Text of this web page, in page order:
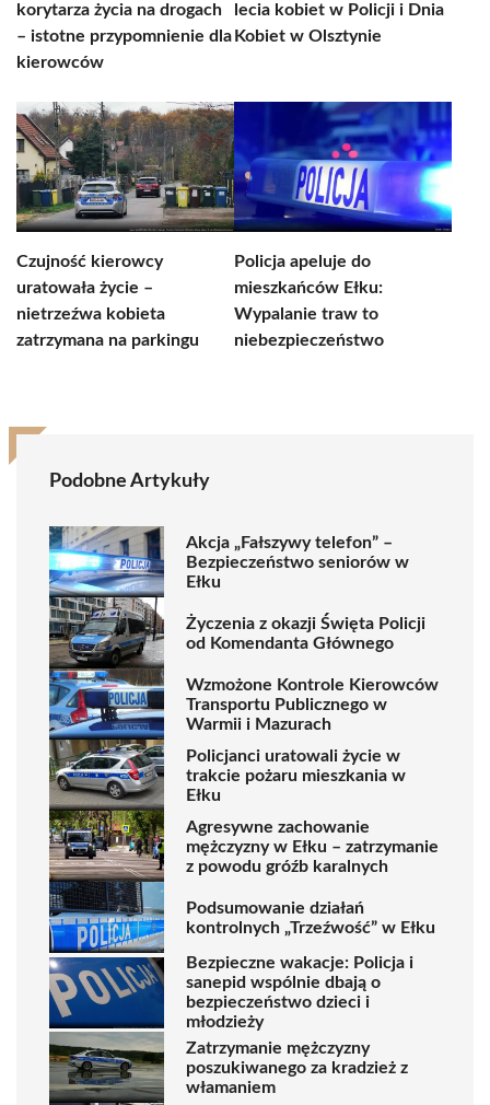
korytarza życia na drogach
– istotne przypomnienie dla
kierowców
lecia kobiet w Policji i Dnia
Kobiet w Olsztynie
Czujność kierowcy
uratowała życie –
nietrzeźwa kobieta
zatrzymana na parkingu
Policja apeluje do
mieszkańców Ełku:
Wypalanie traw to
niebezpieczeństwo
Podobne Artykuły
Akcja „Fałszywy telefon” –
Bezpieczeństwo seniorów w
Ełku
Życzenia z okazji Święta Policji
od Komendanta Głównego
Wzmożone Kontrole Kierowców
Transportu Publicznego w
Warmii i Mazurach
Policjanci uratowali życie w
trakcie pożaru mieszkania w
Ełku
Agresywne zachowanie
mężczyzny w Ełku – zatrzymanie
z powodu gróźb karalnych
Podsumowanie działań
kontrolnych „Trzeźwość” w Ełku
Bezpieczne wakacje: Policja i
sanepid wspólnie dbają o
bezpieczeństwo dzieci i
młodzieży
Zatrzymanie mężczyzny
poszukiwanego za kradzież z
włamaniem